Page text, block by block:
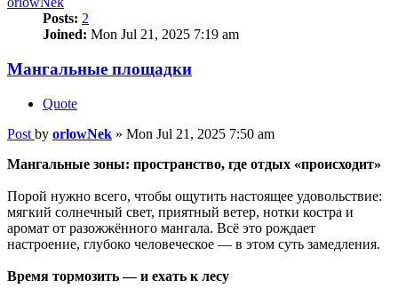
Posts: 2
Joined: Mon Jul 21, 2025 7:19 am
Мангальные площадки
Quote
Post by orlowNek » Mon Jul 21, 2025 7:50 am
Мангальные зоны: пространство, где отдых «происходит»
Порой нужно всего, чтобы ощутить настоящее удовольствие:
мягкий солнечный свет, приятный ветер, нотки костра и
аромат от разожжённого мангала. Всё это рождает
настроение, глубоко человеческое — в этом суть замедления.
Время тормозить — и ехать к лесу